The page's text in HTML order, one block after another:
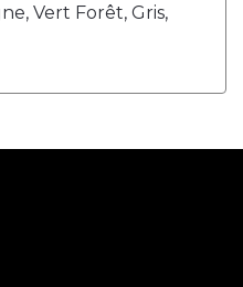
Vert Forêt, Gris,